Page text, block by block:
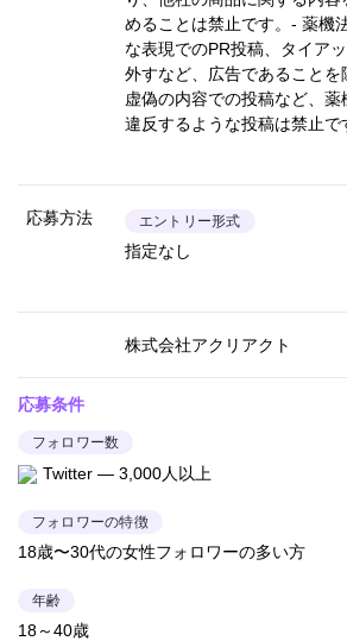
めることは禁止です。- 薬機
な表現でのPR投稿、タイア
外すなど、広告であることを
虚偽の内容での投稿など、薬
違反するような投稿は禁止で
応募方法 エントリー形式
指定なし
株式会社アクリアクト
応募条件
フォロワー数
Twitter — 3,000人以上
フォロワーの特徴
18歳〜30代の女性フォロワーの多い方
年齢
18～40歳